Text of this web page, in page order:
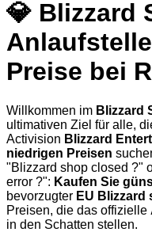
💎 Blizzard
Preise bei
Willkommen im Blizzard
ultimativen Ziel für alle,
Activision Blizzard
niedrigen Preisen
"Blizzard shop closed ?"
error ?": Kaufen Sie
bevorzugter EU Blizzard
Preisen, die das offizielle
in den Schatten stellen.